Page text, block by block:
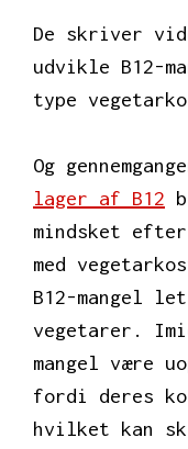
De skriver
udvikle B12-
type
Og
lager af B12
mindsket
med
B12-mangel
vegetarer.
mangel være
fordi deres
hvilket kan